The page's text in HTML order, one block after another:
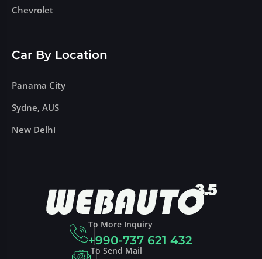
Chevrolet
Car By Location
Panama City
Sydne, AUS
New Delhi
To More Inquiry
+990-737 621 432
To Send Mail